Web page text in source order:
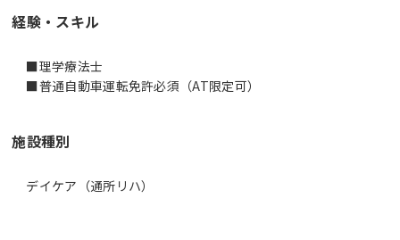
経験・スキル
■理学療法士
■普通自動車運転免許必須（AT限定可）
施設種別
デイケア（通所リハ）